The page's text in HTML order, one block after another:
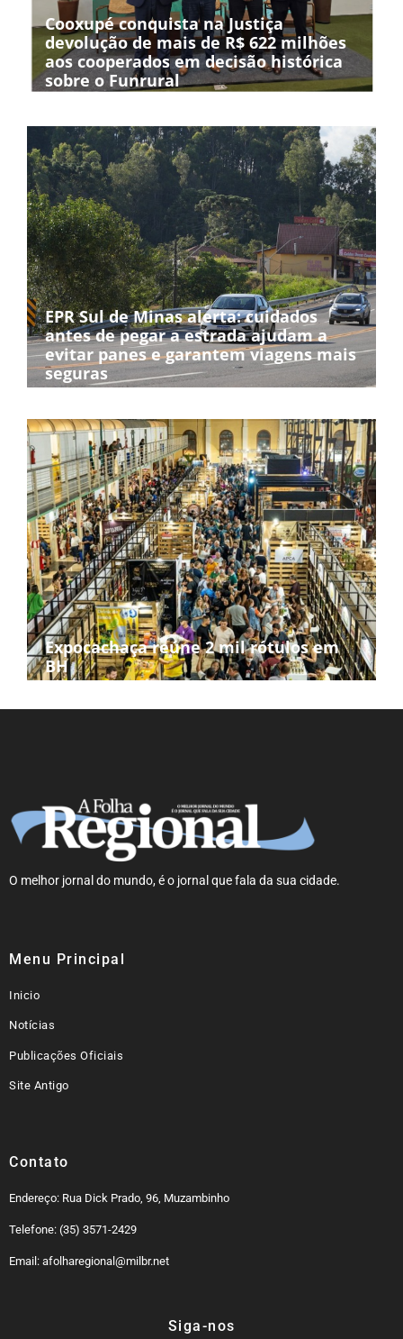
Cooxupé conquista na Justiça
devolução de mais de R$ 622 milhões
aos cooperados em decisão histórica
sobre o Funrural
EPR Sul de Minas alerta: cuidados
antes de pegar a estrada ajudam a
evitar panes e garantem viagens mais
seguras
Expocachaça reúne 2 mil rótulos em
BH
O melhor jornal do mundo, é o jornal que fala da sua cidade.
Menu Principal
Inicio
Notícias
Publicações Oficiais
Site Antigo
Contato
Endereço: Rua Dick Prado, 96, Muzambinho
Telefone: (35) 3571-2429
Email: afolharegional@milbr.net
Siga-nos